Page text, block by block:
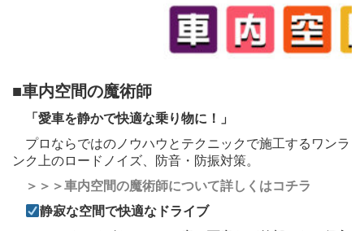
■車内空間の魔術師
「愛車を静かで快適な乗り物に！」
プロならではのノウハウとテクニックで施工するワンラ
ンク上のロードノイズ、防音・防振対策。
＞＞＞車内空間の魔術師について詳しくはコチラ
静寂な空間で快適なドライブ